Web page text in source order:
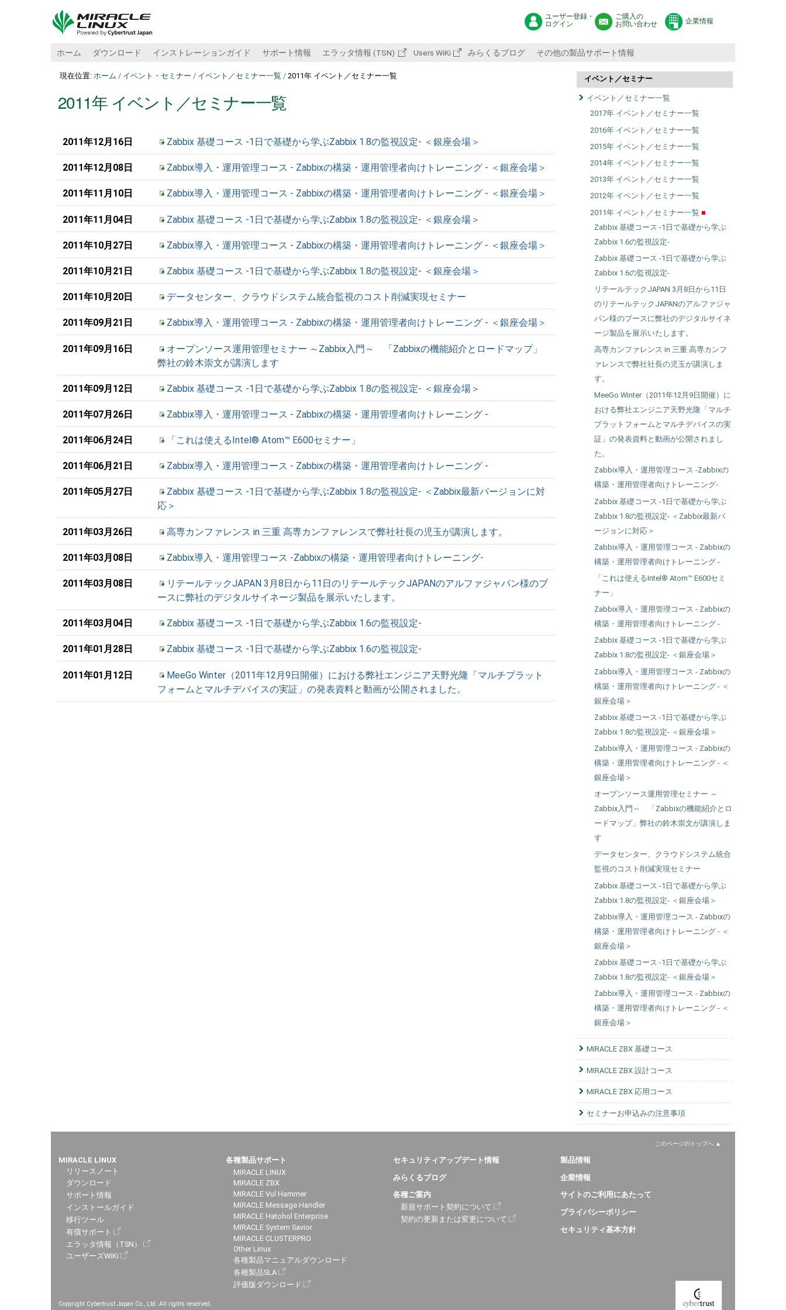
ユーザー登録・
ログイン
ご購入の
お問い合わせ
企業情報
ホーム ダウンロード インストレーションガイド サポート情報 エラッタ情報 (TSN) Users WiKi みらくるブログ その他の製品サポート情報
現在位置: ホーム / イベント・セミナー / イベント／セミナー一覧 / 2011年 イベント／セミナー一覧
2011年 イベント／セミナー一覧
2011年12月16日 Zabbix 基礎コース -1日で基礎から学ぶZabbix 1.8の監視設定- ＜銀座会場＞
2011年12月08日 Zabbix導入・運用管理コース - Zabbixの構築・運用管理者向けトレーニング - ＜銀座会場＞
2011年11月10日 Zabbix導入・運用管理コース - Zabbixの構築・運用管理者向けトレーニング - ＜銀座会場＞
2011年11月04日 Zabbix 基礎コース -1日で基礎から学ぶZabbix 1.8の監視設定- ＜銀座会場＞
2011年10月27日 Zabbix導入・運用管理コース - Zabbixの構築・運用管理者向けトレーニング - ＜銀座会場＞
2011年10月21日 Zabbix 基礎コース -1日で基礎から学ぶZabbix 1.8の監視設定- ＜銀座会場＞
2011年10月20日 データセンター、クラウドシステム統合監視のコスト削減実現セミナー
2011年09月21日 Zabbix導入・運用管理コース - Zabbixの構築・運用管理者向けトレーニング - ＜銀座会場＞
2011年09月16日
オープンソース運用管理セミナー ～Zabbix入門～ 「Zabbixの機能紹介とロードマップ」
弊社の鈴木崇文が講演します
2011年09月12日 Zabbix 基礎コース -1日で基礎から学ぶZabbix 1.8の監視設定- ＜銀座会場＞
2011年07月26日 Zabbix導入・運用管理コース - Zabbixの構築・運用管理者向けトレーニング -
2011年06月24日 「これは使えるIntel® Atom™ E600セミナー」
2011年06月21日 Zabbix導入・運用管理コース - Zabbixの構築・運用管理者向けトレーニング -
2011年05月27日
Zabbix 基礎コース -1日で基礎から学ぶZabbix 1.8の監視設定- ＜Zabbix最新バージョンに対
応＞
2011年03月26日 高専カンファレンス in 三重 高専カンファレンスで弊社社長の児玉が講演します。
2011年03月08日 Zabbix導入・運用管理コース -Zabbixの構築・運用管理者向けトレーニング-
2011年03月08日
リテールテックJAPAN 3月8日から11日のリテールテックJAPANのアルファジャパン様のブ
ースに弊社のデジタルサイネージ製品を展示いたします。
2011年03月04日 Zabbix 基礎コース -1日で基礎から学ぶZabbix 1.6の監視設定-
2011年01月28日 Zabbix 基礎コース -1日で基礎から学ぶZabbix 1.6の監視設定-
2011年01月12日
MeeGo Winter（2011年12月9日開催）における弊社エンジニア天野光隆「マルチプラット
フォームとマルチデバイスの実証」の発表資料と動画が公開されました。
イベント／セミナー
イベント／セミナー一覧
2017年 イベント／セミナー一覧
2016年 イベント／セミナー一覧
2015年 イベント／セミナー一覧
2014年 イベント／セミナー一覧
2013年 イベント／セミナー一覧
2012年 イベント／セミナー一覧
2011年 イベント／セミナー一覧
Zabbix 基礎コース -1日で基礎から学ぶ
Zabbix 1.6の監視設定-
Zabbix 基礎コース -1日で基礎から学ぶ
Zabbix 1.6の監視設定-
リテールテックJAPAN 3月8日から11日
のリテールテックJAPANのアルファジャ
パン様のブースに弊社のデジタルサイネ
ージ製品を展示いたします。
高専カンファレンス in 三重 高専カンフ
ァレンスで弊社社長の児玉が講演しま
す。
MeeGo Winter（2011年12月9日開催）に
おける弊社エンジニア天野光隆「マルチ
プラットフォームとマルチデバイスの実
証」の発表資料と動画が公開されまし
た。
Zabbix導入・運用管理コース -Zabbixの
構築・運用管理者向けトレーニング-
Zabbix 基礎コース -1日で基礎から学ぶ
Zabbix 1.8の監視設定- ＜Zabbix最新バ
ージョンに対応＞
Zabbix導入・運用管理コース - Zabbixの
構築・運用管理者向けトレーニング -
「これは使えるIntel® Atom™ E600セミ
ナー」
Zabbix導入・運用管理コース - Zabbixの
構築・運用管理者向けトレーニング -
Zabbix 基礎コース -1日で基礎から学ぶ
Zabbix 1.8の監視設定- ＜銀座会場＞
Zabbix導入・運用管理コース - Zabbixの
構築・運用管理者向けトレーニング - ＜
銀座会場＞
Zabbix 基礎コース -1日で基礎から学ぶ
Zabbix 1.8の監視設定- ＜銀座会場＞
Zabbix導入・運用管理コース - Zabbixの
構築・運用管理者向けトレーニング - ＜
銀座会場＞
オープンソース運用管理セミナー ～
Zabbix入門～ 「Zabbixの機能紹介とロ
ードマップ」弊社の鈴木崇文が講演しま
す
データセンター、クラウドシステム統合
監視のコスト削減実現セミナー
Zabbix 基礎コース -1日で基礎から学ぶ
Zabbix 1.8の監視設定- ＜銀座会場＞
Zabbix導入・運用管理コース - Zabbixの
構築・運用管理者向けトレーニング - ＜
銀座会場＞
Zabbix 基礎コース -1日で基礎から学ぶ
Zabbix 1.8の監視設定- ＜銀座会場＞
Zabbix導入・運用管理コース - Zabbixの
構築・運用管理者向けトレーニング - ＜
銀座会場＞
MIRACLE ZBX 基礎コース
MIRACLE ZBX 設計コース
MIRACLE ZBX 応用コース
セミナーお申込みの注意事項
このページのトップへ
MIRACLE LINUX
リリースノート
ダウンロード
サポート情報
インストールガイド
移行ツール
有償サポート
エラッタ情報（TSN）
ユーザーズWiKi
各種製品サポート
MIRACLE LINUX
MIRACLE ZBX
MIRACLE Vul Hammer
MIRACLE Message Handler
MIRACLE Hatohol Enterprise
MIRACLE System Savior
MIRACLE CLUSTERPRO
Other Linux
各種製品マニュアルダウンロード
各種製品SLA
評価版ダウンロード
セキュリティアップデート情報
みらくるブログ
各種ご案内
新規サポート契約について
契約の更新または変更について
製品情報
企業情報
サイトのご利用にあたって
プライバシーポリシー
セキュリティ基本方針
Copyright Cybertrust Japan Co., Ltd. All rights reserved.